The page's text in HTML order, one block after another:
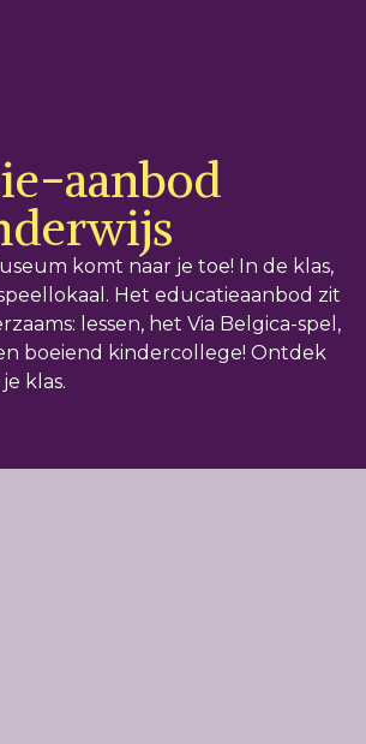
aanbod
komt naar je toe! In de klas,
Het educatieaanbod zit
lessen, het Via Belgica-spel,
boeiend kindercollege! Ontdek
klas.